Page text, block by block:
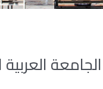
العربية